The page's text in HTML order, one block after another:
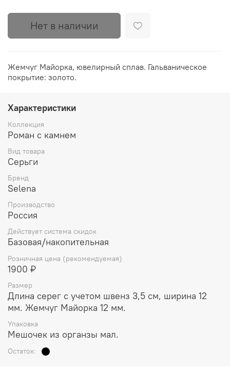
Нет в наличии
Жемчуг Майорка, ювелирный сплав. Гальваническое
покрытие: золото.
Характеристики
Коллекция
Роман с камнем
Вид товара
Серьги
Бренд
Selena
Производство
Россия
Действует система скидок
Базовая/накопительная
Розничная цена (рекомендуемая)
1900 ₽
Размер
Длина серег с учетом швенз 3,5 см, ширина 12
мм. Жемчуг Майорка 12 мм.
Упаковка
Мешочек из органзы мал.
Остаток: